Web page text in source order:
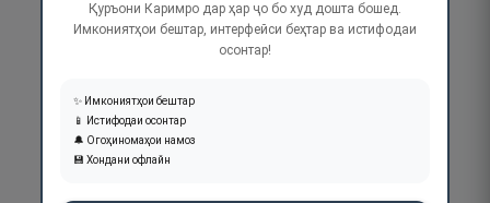
Қуръони Каримро дар ҳар ҷо бо худ дошта бошед.
Имкониятҳои бештар, интерфейси беҳтар ва истифодаи
осонтар!
✨ Имкониятҳои бештар
📱 Истифодаи осонтар
🔔 Огоҳиномаҳои намоз
💾 Хондани офлайн